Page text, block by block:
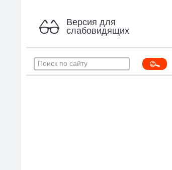
Версия для
слабовидящих